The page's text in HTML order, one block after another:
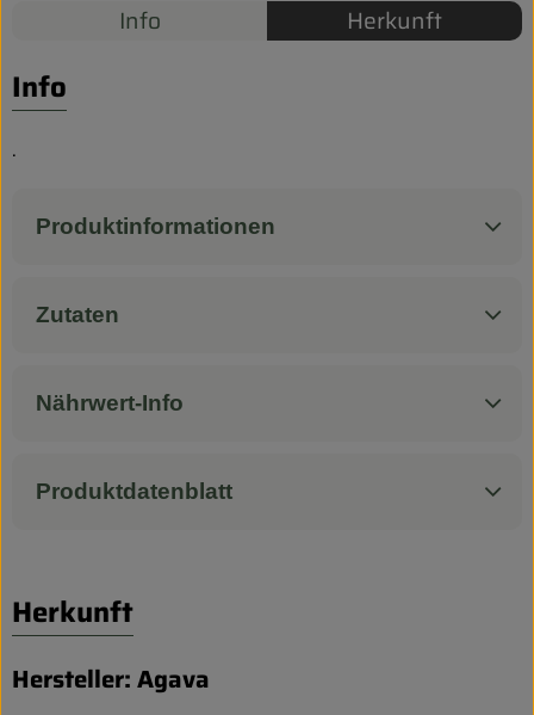
Biokorb so geht`s
Pferdepension & Reitbetrieb
Info Herkunft
Info
.
Produktinformationen
Zutaten
Nährwert-Info
Produktdatenblatt
Herkunft
Hersteller: Agava